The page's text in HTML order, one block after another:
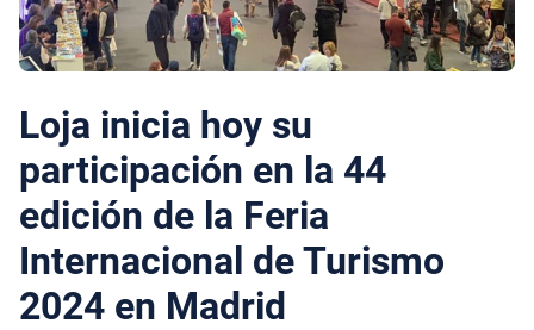
Loja inicia hoy su
participación en la 44
edición de la Feria
Internacional de Turismo
2024 en Madrid